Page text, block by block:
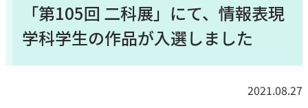
「第105回 二科展」にて、情報表現
学科学生の作品が入選しました
2021.08.27